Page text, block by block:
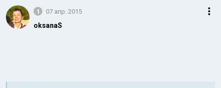
Аравийское море
1 07 апр. 2015
oksanaS